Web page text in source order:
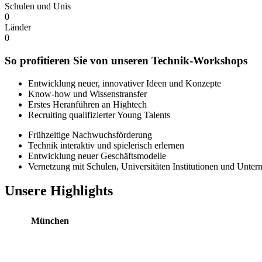
Schulen und Unis
0
Länder
0
So profitieren Sie von unseren Technik-Workshops
Entwicklung neuer, innovativer Ideen und Konzepte
Know-how und Wissenstransfer
Erstes Heranführen an Hightech
Recruiting qualifizierter Young Talents
Frühzeitige Nachwuchsförderung
Technik interaktiv und spielerisch erlernen
Entwicklung neuer Geschäftsmodelle
Vernetzung mit Schulen, Universitäten Institutionen und
Unsere Highlights
München